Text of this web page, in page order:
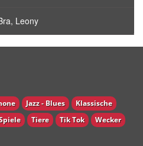
Leony
Jazz - Blues
Klassische
Tiere Tik Tok
Wecker